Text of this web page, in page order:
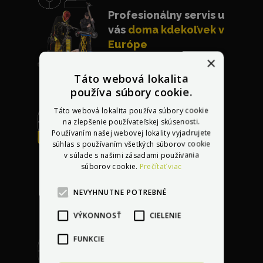
Profesionálny servis u
vás doma kdekoľvek v
Európe
Bezplatná oprava
akéhokoľvek
poškodeniado 30 dní
×
Táto webová lokalita
používa súbory cookie.
Táto webová lokalita používa súbory cookie
na zlepšenie používateľskej skúsenosti.
Používaním našej webovej lokality vyjadrujete
súhlas s používaním všetkých súborov cookie
v súlade s našimi zásadami používania
súborov cookie. Prečítať viac
NEVYHNUTNE POTREBNÉ
VÝKONNOSŤ CIELENIE
FUNKCIE